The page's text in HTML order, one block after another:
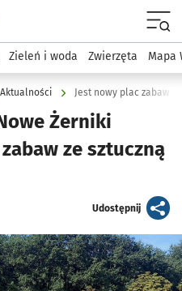
podserwis: Środowisko we
Zieleń i woda Zwierzęta Mapa
Aktualności Jest nowy plac zabaw
Żerniki
ze sztuczną
Udostępnijartykuł